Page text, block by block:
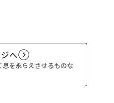
へ
を永らえさせるものな